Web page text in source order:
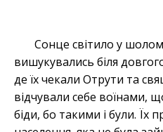
Сонце світило у
вишукувались біля
де їх чекали Отрути та
відчували себе воїнами,
біди, бо такими і були. Їх